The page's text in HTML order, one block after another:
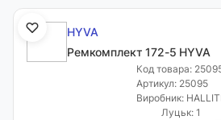
HYVA
Ремкомплект 172-5 HYVA
Код товара:
Артикул: 25095
Виробник:
Луцьк: 1